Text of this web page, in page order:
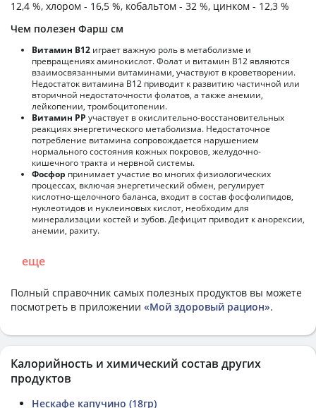
12,4 %, хлором - 16,5 %, кобальтом - 32 %, цинком - 12,3 %
Чем полезен Фарш см
Витамин В12 играет важную роль в метаболизме и
превращениях аминокислот. Фолат и витамин В12 являются
взаимосвязанными витаминами, участвуют в кроветворении.
Недостаток витамина В12 приводит к развитию частичной или
вторичной недостаточности фолатов, а также анемии,
лейкопении, тромбоцитопении.
Витамин РР участвует в окислительно-восстановительных
реакциях энергетического метаболизма. Недостаточное
потребление витамина сопровождается нарушением
нормального состояния кожных покровов, желудочно-
кишечного тракта и нервной системы.
Фосфор принимает участие во многих физиологических
процессах, включая энергетический обмен, регулирует
кислотно-щелочного баланса, входит в состав фосфолипидов,
нуклеотидов и нуклеиновых кислот, необходим для
минерализации костей и зубов. Дефицит приводит к анорексии,
анемии, рахиту.
еще
Полный справочник самых полезных продуктов вы можете
посмотреть в приложении «Мой здоровый рацион».
Калорийность и химический состав других
продуктов
Нескафе капучино (18гр)